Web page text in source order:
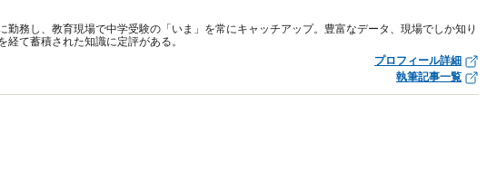
勤務し、教育現場で中学受験の「いま」を常にキャッチアップ。豊富なデータ、現場でしか知り
経て蓄積された知識に定評がある。
プロフィール詳細
執筆記事一覧